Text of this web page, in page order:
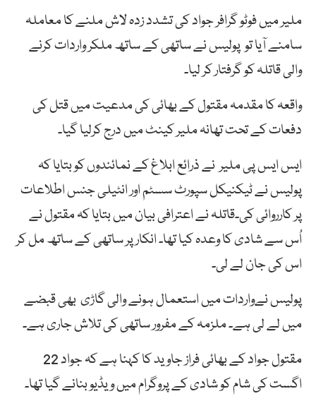
ملیر میں فوٹو گرافر جواد کی تشدد زدہ لاش ملنے کا معاملہ
سامنے آیا تو پولیس نے ساتھی کے ساتھ ملکر واردات کرنے
والی قاتلہ کو گرفتار کر لیا۔
واقعہ کا مقدمہ مقتول کے بھائی کی مدعیت میں قتل کی
دفعات کے تحت تھانہ ملیر کینٹ میں درج کرلیا گیا۔
ایس ایس پی ملیر نے ذرائع ابلاغ کے نمائندوں کو بتایا کہ
پولیس نے ٹیکنیکل سپورٹ سسٹم اور انٹیلی جنس اطلاعات
پر کارروائی کی۔قاتلہ نے اعترافی بیان میں بتایا کہ مقتول نے
اُس سے شادی کا وعدہ کیا تھا۔ انکار پر ساتھی کے ساتھ مل کر
اس کی جان لے لی۔
پولیس نےواردات میں استعمال ہونے والی گاڑی بھی قبضے
میں لے لی ہے۔ ملزمہ کے مفرور ساتھی کی تلاش جاری ہے۔
مقتول جواد کے بھائی فراز جاوید کا کہنا ہے کہ جواد 22
اگست کی شام کو شادی کے پروگرام میں ویڈیو بنانے گیا تھا۔